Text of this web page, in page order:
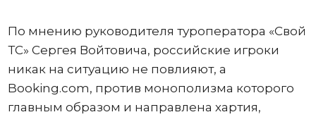
По мнению руководителя туроператора «Свой
ТС» Сергея Войтовича, российские игроки
никак на ситуацию не повлияют, а
Booking.com, против монополизма которого
главным образом и направлена хартия,